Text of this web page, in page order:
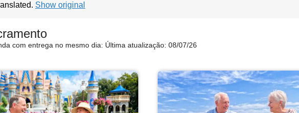
Show original
com entrega no mesmo dia: Última atualização: 08/07/26